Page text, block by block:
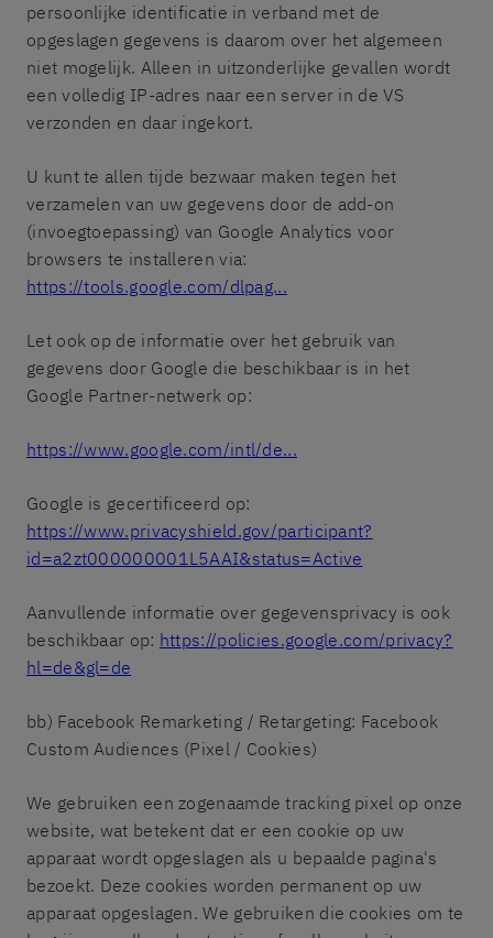
persoonlijke identificatie in verband met de
opgeslagen gegevens is daarom over het algemeen
niet mogelijk. Alleen in uitzonderlijke gevallen wordt
een volledig IP-adres naar een server in de VS
verzonden en daar ingekort.
U kunt te allen tijde bezwaar maken tegen het
verzamelen van uw gegevens door de add-on
(invoegtoepassing) van Google Analytics voor
browsers te installeren via:
https://tools.google.com/dlpag...
Let ook op de informatie over het gebruik van
gegevens door Google die beschikbaar is in het
Google Partner-netwerk op:
https://www.google.com/intl/de...
Google is gecertificeerd op:
https://www.privacyshield.gov/participant?
id=a2zt000000001L5AAI&status=Active
Aanvullende informatie over gegevensprivacy is ook
beschikbaar op: https://policies.google.com/privacy?
hl=de&gl=de
bb) Facebook Remarketing / Retargeting: Facebook
Custom Audiences (Pixel / Cookies)
We gebruiken een zogenaamde tracking pixel op onze
website, wat betekent dat er een cookie op uw
apparaat wordt opgeslagen als u bepaalde pagina's
bezoekt. Deze cookies worden permanent op uw
apparaat opgeslagen. We gebruiken die cookies om te